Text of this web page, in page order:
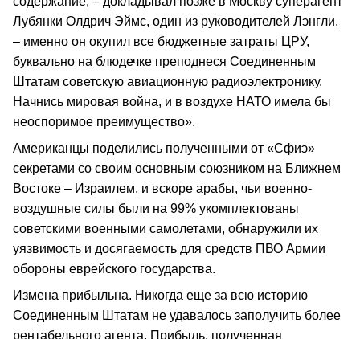
Лубянки Олдрич Эймс, один из руководителей Лэнгли,
– именно он окупил все бюджетные затраты ЦРУ,
буквально на блюдечке преподнеся Соединенным
Штатам советскую авиационную радиоэлектронику.
Начнись мировая война, и в воздухе НАТО имела бы
неоспоримое преимущество».
Американцы поделились полученными от «Сфиэ»
секретами со своим основным союзником на Ближнем
Востоке – Израилем, и вскоре арабы, чьи военно-
воздушные силы были на 99% укомплектованы
советскими военными самолетами, обнаружили их
уязвимость и досягаемость для средств ПВО Армии
обороны еврейского государства.
Измена прибыльна. Никогда еще за всю историю
Соединенным Штатам не удавалось заполучить более
рентабельного агента. Прибыль, полученная